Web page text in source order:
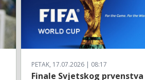
PETAK, 17.07.2026 | 08:17
Finale Svjetskog prvenstva